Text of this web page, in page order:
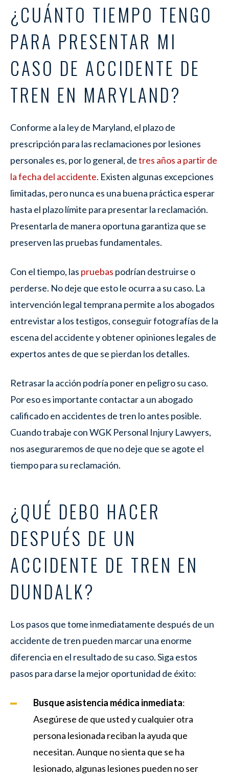
¿CUÁNTO TIEMPO TENGO
PARA PRESENTAR MI
CASO DE ACCIDENTE DE
TREN EN MARYLAND?
Conforme a la ley de Maryland, el plazo de
prescripción para las reclamaciones por lesiones
personales es, por lo general, detres años a partir de
la fecha del accidente. Existen algunas excepciones
limitadas, pero nunca es una buena práctica esperar
hasta el plazo límite para presentar la reclamación.
Presentarla de manera oportuna garantiza que se
preserven las pruebas fundamentales.
Con el tiempo, las pruebas podrían destruirse o
perderse. No deje que esto le ocurra a su caso. La
intervención legal temprana permite a los abogados
entrevistar a los testigos, conseguir fotografías de la
escena del accidente y obtener opiniones legales de
expertos antes de que se pierdan los detalles.
Retrasar la acción podría poner en peligro su caso.
Por eso es importante contactar a un abogado
calificado en accidentes de tren lo antes posible.
Cuando trabaje con WGK Personal Injury Lawyers,
nos aseguraremos de que no deje que se agote el
tiempo para su reclamación.
¿QUÉ DEBO HACER
DESPUÉS DE UN
ACCIDENTE DE TREN EN
DUNDALK?
Los pasos que tome inmediatamente después de un
accidente de tren pueden marcar una enorme
diferencia en el resultado de su caso. Siga estos
pasos para darse la mejor oportunidad de éxito:
Busque asistencia médica inmediata:
Asegúrese de que usted y cualquier otra
persona lesionada reciban la ayuda que
necesitan. Aunque no sienta que se ha
lesionado, algunas lesiones pueden no ser